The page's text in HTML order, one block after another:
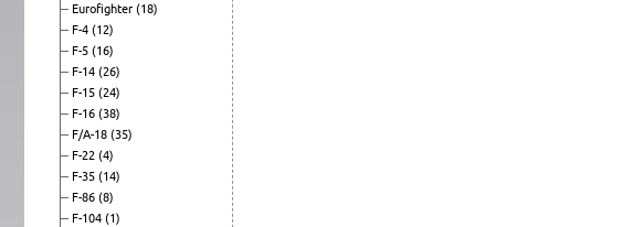
Eurofighter (18)
F-4 (12)
F-5 (16)
F-14 (26)
F-15 (24)
F-16 (38)
F/A-18 (35)
F-22 (4)
F-35 (14)
F-86 (8)
F-104 (1)